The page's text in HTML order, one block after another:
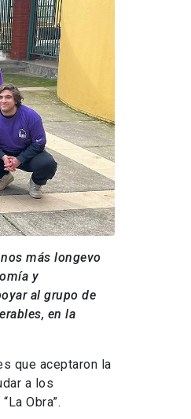
más longevo
y
al grupo de
s, en la
que aceptaron la
a los
Obra”.